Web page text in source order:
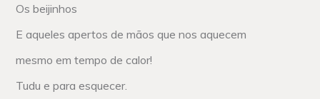
Os beijinhos
E aqueles apertos de mãos que nos aquecem
mesmo em tempo de calor!
Tudu e para esquecer.